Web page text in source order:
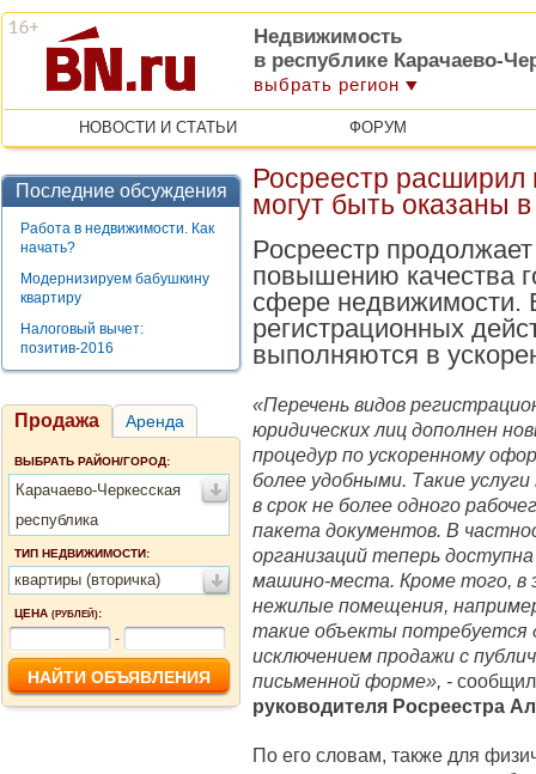
Недвижимость
в республике Карачаево-
выбрать регион
НОВОСТИ И СТАТЬИ ФОРУМ
Последние обсуждения
Работа в недвижимости. Как
начать?
Модернизируем бабушкину
квартиру
Налоговый вычет:
позитив-2016
Продажа Аренда
ВЫБРАТЬ РАЙОН/ГОРОД:
Карачаево-Черкесская
республика
ТИП НЕДВИЖИМОСТИ:
квартиры (вторичка)
ЦЕНА (РУБЛЕЙ):
-
Росреестр расширил
могут быть оказаны
Росреестр
повышению качества
сфере недвижимости.
регистрационных
выполняются в
«Перечень видов
юридических лиц дополнен
процедур по ускоренному
более удобными. Такие
в срок не более одного
пакета документов. В
организаций теперь
машино-места. Кроме того,
нежилые помещения,
такие объекты потребуется
исключением продажи с
письменной форме», -
руководителя Росреестра
По его словам, также для